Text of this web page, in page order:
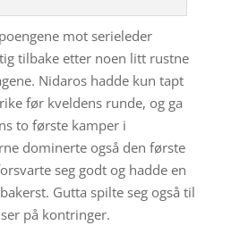
mot serieleder
tilbake etter noen litt rustne
Nidaros hadde kun tapt
før kveldens runde, og ga
to første kamper i
dominerte også den første
seg godt og hadde en
Gutta spilte seg også til
på kontringer.